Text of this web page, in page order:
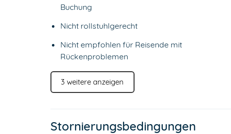
Buchung
Nicht rollstuhlgerecht
Nicht empfohlen für Reisende mit
Rückenproblemen
3 weitere anzeigen
Stornierungsbedingungen